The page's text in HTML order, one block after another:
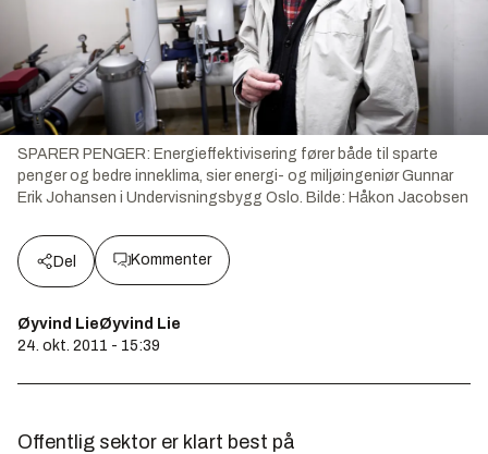
SPARER PENGER: Energieffektivisering fører både til sparte
penger og bedre inneklima, sier energi- og miljøingeniør Gunnar
Erik Johansen i Undervisningsbygg Oslo. Bilde: Håkon Jacobsen
Del Kommenter
Øyvind LieØyvind Lie
24. okt. 2011 - 15:39
Offentlig sektor er klart best på